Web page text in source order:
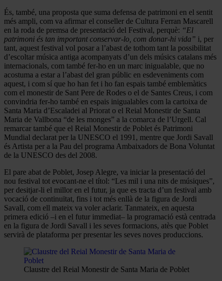
És, també, una proposta que suma defensa de patrimoni en el sentit
més ampli, com va afirmar el conseller de Cultura Ferran Mascarell
en la roda de premsa de presentació del Festival, perquè: “El
patrimoni és tan important conservar-lo, com donar-hi vida” i, per
tant, aquest festival vol posar a l’abast de tothom tant la possibilitat
d’escoltar música antiga acompanyats d’un dels músics catalans més
internacionals, com també fer-ho en un marc inigualable, que no
acostuma a estar a l’abast del gran públic en esdeveniments com
aquest, i com sí que ho han fet i ho fan espais també emblemàtics
com el monestir de Sant Pere de Rodes o el de Santes Creus, i com
convindria fer-ho també en espais inigualables com la cartoixa de
Santa Maria d’Escaladei al Priorat o el Reial Monestir de Santa
Maria de Vallbona “de les monges” a la comarca de l’Urgell. Cal
remarcar també que el Reial Monestir de Poblet és Patrimoni
Mundial declarat per la UNESCO el 1991, mentre que Jordi Savall
és Artista per a la Pau del programa Ambaixadors de Bona Voluntat
de la UNESCO des del 2008.
El pare abat de Poblet, Josep Alegre, va iniciar la presentació del
nou festival tot evocant-ne el títol: “Les mil i una nits de músiques”,
per desitjar-li el millor en el futur, ja que es tracta d’un festival amb
vocació de continuïtat, fins i tot més enllà de la figura de Jordi
Savall, com ell mateix va voler aclarir. Tanmateix, en aquesta
primera edició –i en el futur immediat– la programació està centrada
en la figura de Jordi Savall i les seves formacions, atès que Poblet
servirà de plataforma per presentar les seves noves produccions.
Claustre del Reial Monestir de Santa Maria de Poblet